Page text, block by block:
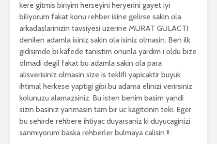
kere gitmis biriyim herseyini heryerini gayet iyi
biliyorum fakat konu rehber isine gelirse sakin ola
arkadaslarinizin tavsiyesi uzerine MURAT GULACTI
denilen adamla isiniz sakin ola isiniz olmasin. Ben ilk
gidisimde bi kafede tanistim onunla yardim i oldu bize
olmadi degil fakat bu adamla sakin ola para
alisverisiniz olmasin size is teklifi yapicaktir buyuk
ihtimal herkese yaptigi gibi bu adama elinizi verirsiniz
kolunuzu alamazsiniz. Bu isten benim basim yandi
sizin basiniz yanmasin tam bir uc kagitcinin teki. Eger
bu sehirde rehbere ihtiyac duyarsaniz ki duyucaginizi
sanmiyorum baska rehberler bulmaya calisin !!